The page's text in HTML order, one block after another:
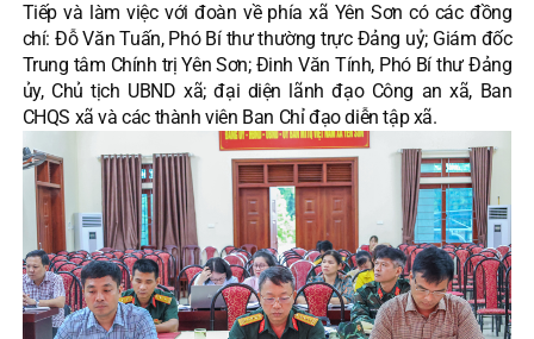
Tiếp và làm việc với đoàn về phía xã Yên Sơn có các đồng
chí: Đỗ Văn Tuấn, Phó Bí thư thường trực Đảng uỷ; Giám đốc
Trung tâm Chính trị Yên Sơn; Đinh Văn Tính, Phó Bí thư Đảng
ủy, Chủ tịch UBND xã; đại diện lãnh đạo Công an xã, Ban
CHQS xã và các thành viên Ban Chỉ đạo diễn tập xã.